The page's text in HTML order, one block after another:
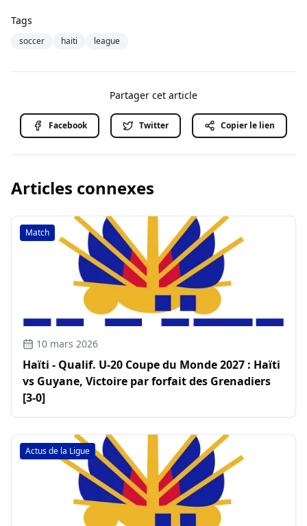
Tags
soccer haiti league
Partager cet article
Facebook Twitter Copier le lien
Articles connexes
Match
10 mars 2026
Haïti - Qualif. U-20 Coupe du Monde 2027 : Haïti
vs Guyane, Victoire par forfait des Grenadiers
[3-0]
Actus de la Ligue